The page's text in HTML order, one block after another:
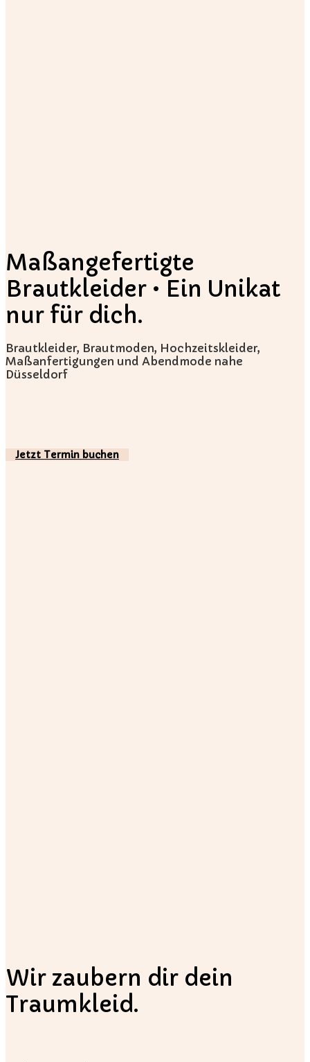
Maßangefertigte
Brautkleider • Ein Unikat
nur für dich.
Brautkleider, Brautmoden, Hochzeitskleider,
Maßanfertigungen und Abendmode nahe
Düsseldorf
Jetzt Termin buchen
Wir zaubern dir dein
Traumkleid.